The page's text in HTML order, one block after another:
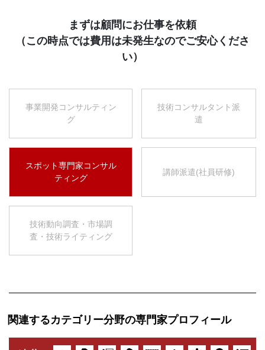
まずは顧問にお仕事を依頼
（この時点では費用は未発生なのでご安心くださ
い）
事業開発コンサルティン
グ
技術コンサルタント派
遣
スポット専門家コンサル
ティング
講師派遣(社員研修)
技術動向調査・市場調
査・技術ライティング
関連するカテゴリー分野の専門家プロフィール